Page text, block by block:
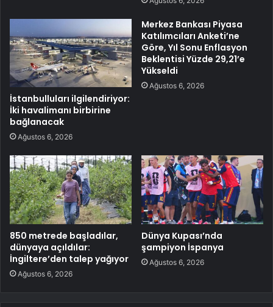
İstanbulluları ilgilendiriyor:
İki havalimanı birbirine
bağlanacak
Ağustos 6, 2026
Merkez Bankası Piyasa
Katılımcıları Anketi’ne
Göre, Yıl Sonu Enflasyon
Beklentisi Yüzde 29,21’e
Yükseldi
Ağustos 6, 2026
850 metrede başladılar,
dünyaya açıldılar:
İngiltere’den talep yağıyor
Ağustos 6, 2026
Dünya Kupası’nda
şampiyon İspanya
Ağustos 6, 2026